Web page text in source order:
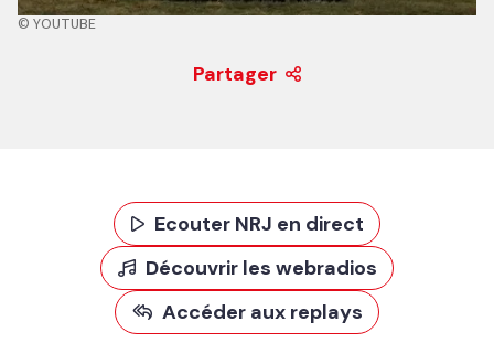
© YOUTUBE
Partager
Ecouter NRJ en direct
Découvrir les webradios
Accéder aux replays